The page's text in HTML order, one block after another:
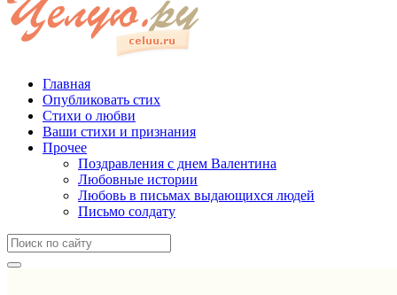
Главная
Опубликовать стих
Стихи о любви
Ваши стихи и признания
Прочее
Поздравления с днем Валентина
Любовные истории
Любовь в письмах выдающихся людей
Письмо солдату